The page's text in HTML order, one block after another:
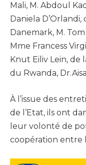
Mali, M. Abdoul
Daniela D’Orlandi,
Danemark, M.
Mme Francess
Knut Eiliv Lein, de
du Rwanda,
À l’issue des
de l’Etat, ils ont
leur volonté de
coopération entre